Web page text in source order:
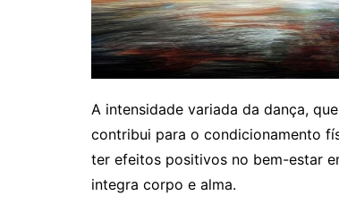
A intensidade variada da dança,
contribui para o condicionamento
ter efeitos positivos no bem-estar
integra corpo e alma.